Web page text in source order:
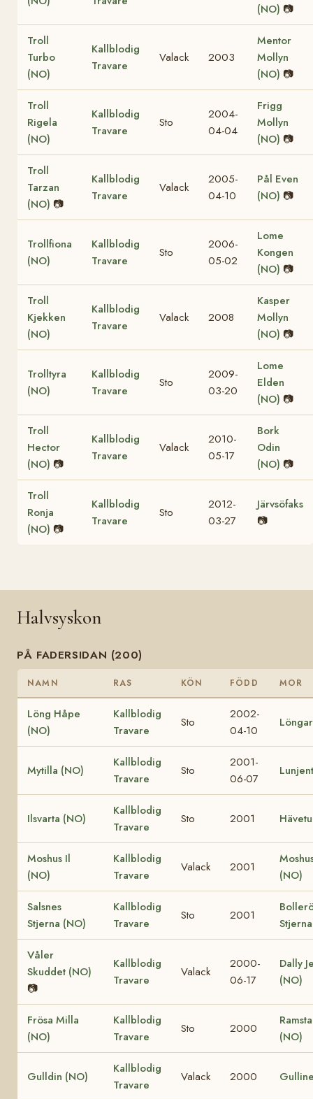
(NO) 📷
Troll
Turbo
(NO)
Kallblodig
Travare
Valack 2003
Mentor
Mollyn
(NO) 📷
Troll
Rigela
(NO)
Kallblodig
Travare
Sto
2004-
04-04
Frigg
Mollyn
(NO) 📷
Troll
Tarzan
(NO) 📷
Kallblodig
Travare
Valack
2005-
04-10
Pål Even
(NO) 📷
Trollfiona
(NO)
Kallblodig
Travare
Sto
2006-
05-02
Lome
Kongen
(NO) 📷
Troll
Kjekken
(NO)
Kallblodig
Travare
Valack 2008
Kasper
Mollyn
(NO) 📷
Trolltyra
(NO)
Kallblodig
Travare
Sto
2009-
03-20
Lome
Elden
(NO) 📷
Troll
Hector
(NO) 📷
Kallblodig
Travare
Valack
2010-
05-17
Bork
Odin
(NO) 📷
Troll
Ronja
(NO) 📷
Kallblodig
Travare
Sto
2012-
03-27
Järvsöfaks
📷
Halvsyskon
PÅ FADERSIDAN (200)
NAMN RAS KÖN FÖDD MOR
Löng Håpe
(NO)
Kallblodig
Travare
Sto
2002-
04-10
Mytilla (NO)
Kallblodig
Travare
Sto
2001-
06-07
Ilsvarta (NO)
Kallblodig
Travare
Sto 2001
Moshus Il
(NO)
Kallblodig
Travare
Valack 2001
(NO)
Salsnes
Stjerna (NO)
Kallblodig
Travare
Sto 2001
Våler
Skuddet (NO)
📷
Kallblodig
Travare
Valack
2000-
06-17
Dally
(NO)
Frösa Milla
(NO)
Kallblodig
Travare
Sto 2000
(NO)
Gulldin (NO)
Kallblodig
Travare
Valack 2000